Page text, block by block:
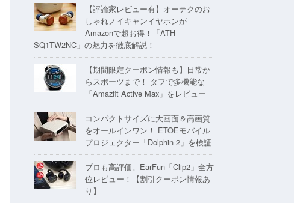
【評論家レビュー有】オーテクのお
しゃれノイキャンイヤホンが
Amazonで超お得！「ATH-
SQ1TW2NC」の魅力を徹底解説！
【期間限定クーポン情報も】日常か
らスポーツまで！ タフで多機能な
「Amazfit Active Max」をレビュー
コンパクトサイズに大画面＆高画質
をオールインワン！ ETOEモバイル
プロジェクター「Dolphin 2」を検証
プロも高評価。EarFun「Clip2」全方
位レビュー！【割引クーポン情報あ
り】